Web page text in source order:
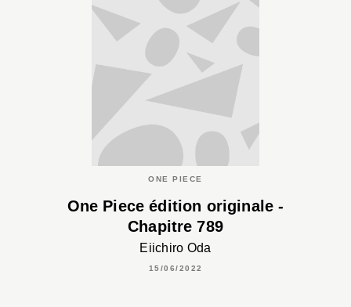
ONE PIECE
One Piece édition originale -
Chapitre 789
Eiichiro Oda
15/06/2022